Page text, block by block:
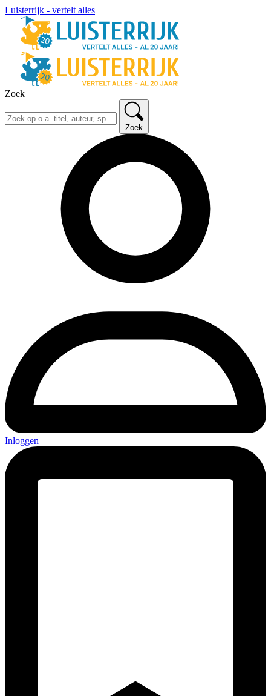
Luisterrijk - vertelt alles
Zoek
Zoek
Inloggen